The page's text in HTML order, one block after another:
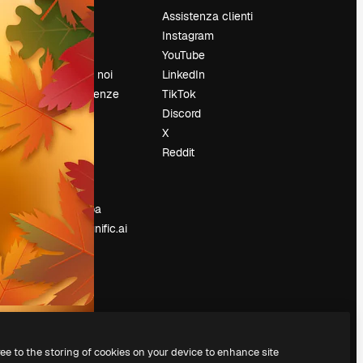
Prezzi
Chi siamo
Recensioni
Lavora con noi
Cerca tendenze
Blog
Eventi
Slidesgo
Vendi i tuoi
contenuti
Sala stampa
Cerchi magnific.ai
Assistenza clienti
Instagram
YouTube
LinkedIn
TikTok
Discord
X
Reddit
to the storing of cookies on your device to enhance site